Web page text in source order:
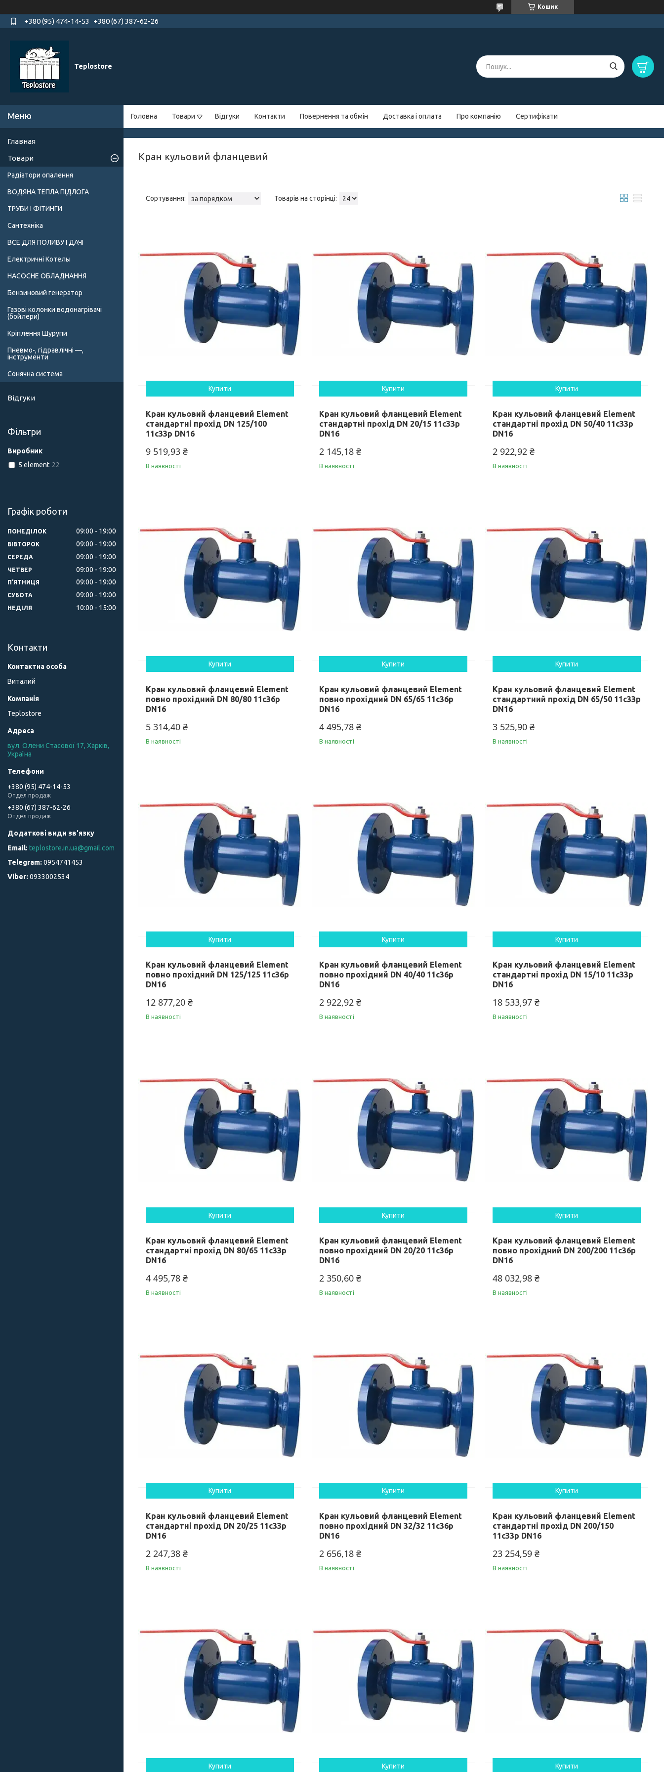
Кошик
+380 (95) 474-14-53 +380 (67) 387-62-26
Teplostore
Головна Товари Відгуки Контакти Повернення та обмін Доставка і оплата Про компанію Сертифікати
Кран кульовий фланцевий
Купити
Кран кульовий фланцевий Element
стандартні прохід DN 125/100
11c33p DN16
9 519,93 ₴
В наявності
Купити
Кран кульовий фланцевий Element
стандартні прохід DN 20/15 11c33p
DN16
2 145,18 ₴
В наявності
Купити
Кран кульовий фланцевий Element
стандартні прохід DN 50/40 11c33p
DN16
2 922,92 ₴
В наявності
Купити
Кран кульовий фланцевий Element
повно прохідний DN 80/80 11c36p
DN16
5 314,40 ₴
В наявності
Купити
Кран кульовий фланцевий Element
повно прохідний DN 65/65 11c36p
DN16
4 495,78 ₴
В наявності
Купити
Кран кульовий фланцевий Element
стандартний прохід DN 65/50 11c33p
DN16
3 525,90 ₴
В наявності
Купити
Кран кульовий фланцевий Element
повно прохідний DN 125/125 11c36p
DN16
12 877,20 ₴
В наявності
Купити
Кран кульовий фланцевий Element
повно прохідний DN 40/40 11c36p
DN16
2 922,92 ₴
В наявності
Купити
Кран кульовий фланцевий Element
стандартні прохід DN 15/10 11c33p
DN16
18 533,97 ₴
В наявності
Купити
Кран кульовий фланцевий Element
стандартні прохід DN 80/65 11c33p
DN16
4 495,78 ₴
В наявності
Купити
Кран кульовий фланцевий Element
повно прохідний DN 20/20 11c36p
DN16
2 350,60 ₴
В наявності
Купити
Кран кульовий фланцевий Element
повно прохідний DN 200/200 11c36p
DN16
48 032,98 ₴
В наявності
Купити
Кран кульовий фланцевий Element
стандартні прохід DN 20/25 11c33p
DN16
2 247,38 ₴
В наявності
Купити
Кран кульовий фланцевий Element
повно прохідний DN 32/32 11c36p
DN16
2 656,18 ₴
В наявності
Купити
Кран кульовий фланцевий Element
стандартні прохід DN 200/150
11c33p DN16
23 254,59 ₴
В наявності
Купити Купити Купити
Главная
Товари
Радіатори опалення
ВОДЯНА ТЕПЛА ПІДЛОГА
ТРУБИ І ФІТИНГИ
Сантехніка
ВСЕ ДЛЯ ПОЛИВУ І ДАЧІ
Електричні Котелы
НАСОСНЕ ОБЛАДНАННЯ
Бензиновий генератор
Газові колонки водонагрівачі
(бойлери)
Кріплення Шурупи
Пневмо-, гідравлічні —,
інструменти
Сонячна система
Відгуки
Фільтри
Виробник
5 element 22
Графік роботи
ПОНЕДІЛОК 09:00 19:00
ВІВТОРОК 09:00 19:00
СЕРЕДА 09:00 19:00
ЧЕТВЕР 09:00 19:00
ПʼЯТНИЦЯ 09:00 19:00
СУБОТА 09:00 19:00
НЕДІЛЯ 10:00 15:00
Контакти
Виталий
Teplostore
вул. Олени Стасової 17, Харків,
Україна
+380 (95) 474-14-53
Отдел продаж
+380 (67) 387-62-26
Отдел продаж
teplostore.in.ua@gmail.com
0954741453
0933002534